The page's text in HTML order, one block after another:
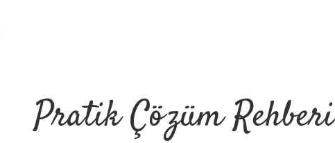
Pratik Çözüm Rehberi